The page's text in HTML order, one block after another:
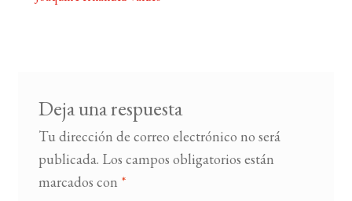
Deja una respuesta
Tu dirección de correo electrónico no será
publicada. Los campos obligatorios están
marcados con *